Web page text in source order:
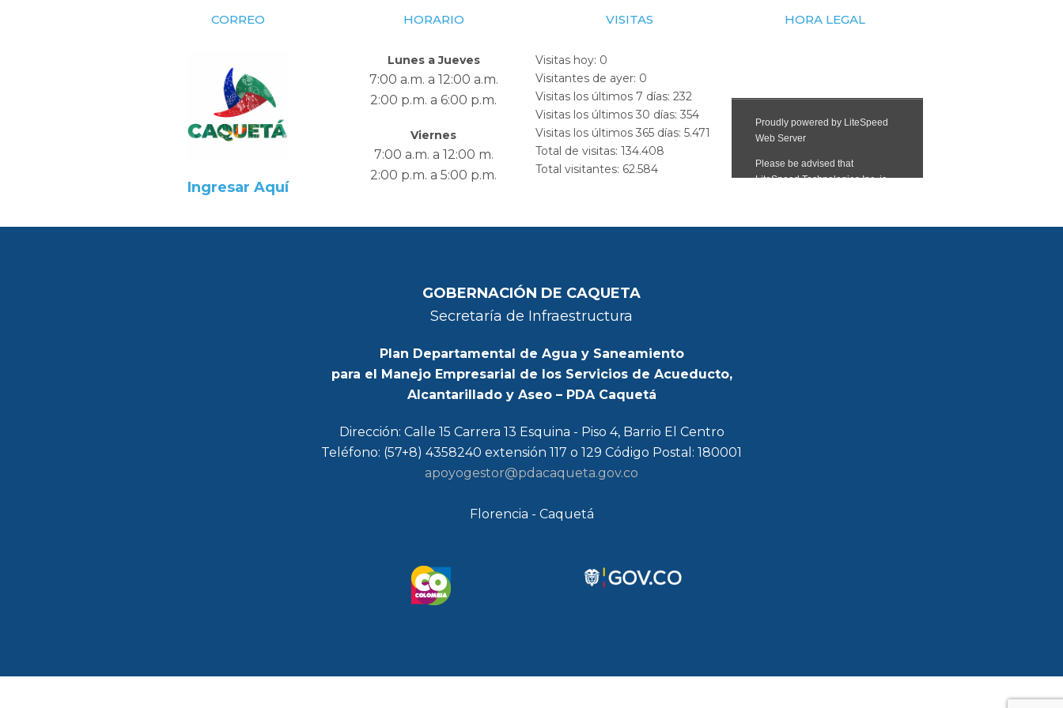
CORREO
Ingresar Aquí
HORARIO
Lunes a Jueves
7:00 a.m. a 12:00 a.m.
2:00 p.m. a 6:00 p.m.
Viernes
7:00 a.m. a 12:00 m.
2:00 p.m. a 5:00 p.m.
VISITAS
Visitas hoy: 0
Visitantes de ayer: 0
Visitas los últimos 7 días: 232
Visitas los últimos 30 días: 354
Visitas los últimos 365 días: 5.471
Total de visitas: 134.408
Total visitantes: 62.584
HORA LEGAL
GOBERNACIÓN DE CAQUETA
Secretaría de Infraestructura
Plan Departamental de Agua y Saneamiento
para el Manejo Empresarial de los Servicios de Acueducto,
Alcantarillado y Aseo – PDA Caquetá
Dirección: Calle 15 Carrera 13 Esquina - Piso 4, Barrio El Centro
Teléfono: (57+8) 4358240 extensión 117 o 129 Código Postal: 180001
apoyogestor@pdacaqueta.gov.co
Florencia - Caquetá